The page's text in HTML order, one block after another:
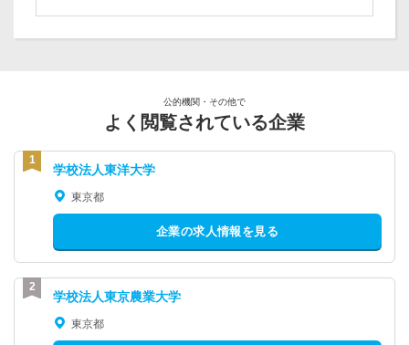
公的機関・その他で
よく閲覧されている企業
学校法人東洋大学
東京都
企業の求人情報を見る
学校法人東京農業大学
東京都